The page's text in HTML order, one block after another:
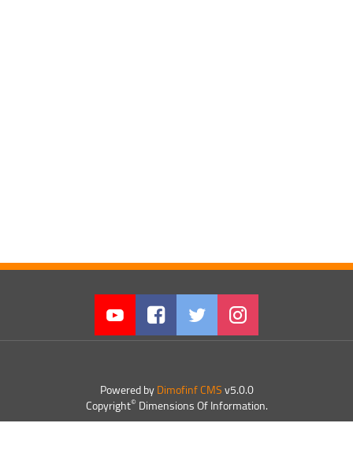
Powered byDimofinf CMSv5.0.0
Copyright© Dimensions Of Information.